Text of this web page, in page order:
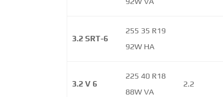
3.2 SRT-6
255 35 R19
92W HA
3.2 V 6
225 40 R18
88W VA
2.2